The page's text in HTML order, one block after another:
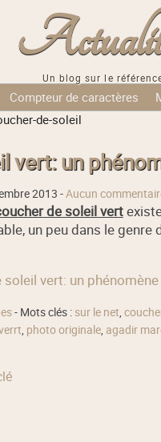
Un blog sur le
Compteur de caractères
de-soleil
vert: un
2013 -Aucun
de soleil vert
un peu dans le genre
vert: un
- Mots clés : sur le net,
, photo originale, agadir